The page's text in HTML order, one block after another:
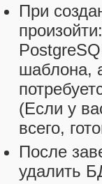
При
шаблона,
(Если у
всего,
После
удалить